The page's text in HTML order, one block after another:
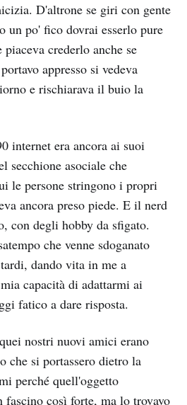
D'altrone se giri con gente
un po' fico dovrai esserlo pure
crederlo anche se
appresso si vedeva
e rischiarava il buio la
internet era ancora ai suoi
secchione asociale che
le persone stringono i propri
ancora preso piede. E il nerd
con degli hobby da sfigato.
che venne sdoganato
dando vita in me a
capacità di adattarmi ai
fatico a dare risposta.
nostri nuovi amici erano
che si portassero dietro la
perché quell'oggetto
fascino così forte, ma lo trovavo